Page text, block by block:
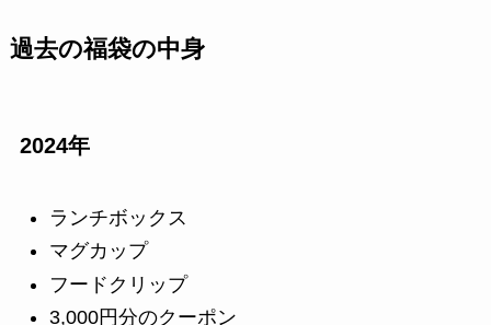
過去の福袋の中身
2024年
ランチボックス
マグカップ
フードクリップ
3,000円分のクーポン